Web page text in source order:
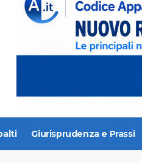
Giurisprudenza e Prassi